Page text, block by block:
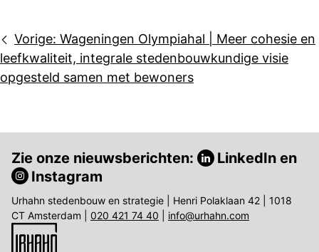
Bericht
navigatie
Vorige: Wageningen Olympiahal | Meer cohesie en
leefkwaliteit, integrale stedenbouwkundige visie
opgesteld samen met bewoners
Zie onze nieuwsberichten: LinkedIn en
Instagram
Urhahn stedenbouw en strategie | Henri Polaklaan 42 | 1018
CT Amsterdam | 020 421 74 40 info@urhahn.com